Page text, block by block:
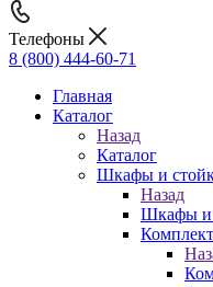
Телефоны
8 (800) 444-60-71
Главная
Каталог
Назад
Каталог
Шкафы и
Назад
Шкафы и